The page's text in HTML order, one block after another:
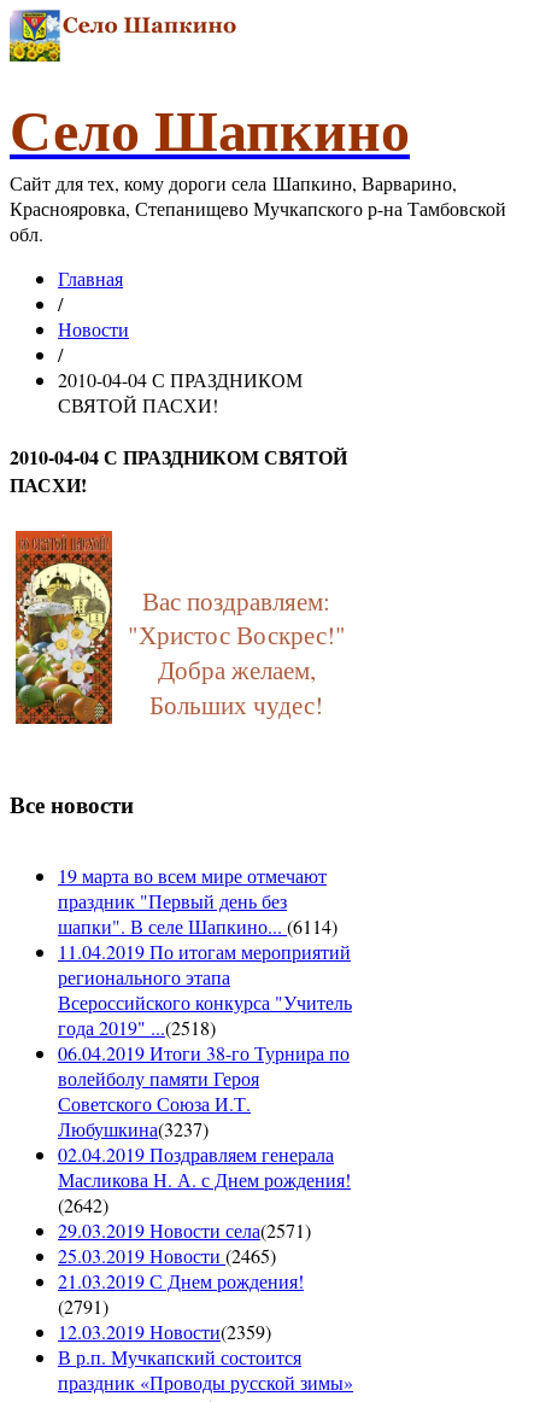
Село Шапкино
Сайт для тех, кому дороги села Шапкино, Варварино,
Краснояровка, Степанищево Мучкапского р-на Тамбовской
обл.
Главная
/
Новости
/
2010-04-04 С ПРАЗДНИКОМ
СВЯТОЙ ПАСХИ!
2010-04-04 С ПРАЗДНИКОМ СВЯТОЙ
ПАСХИ!
Вас поздравляем:
"Христос Воскрес!"
Добра желаем,
Больших чудес!
Все новости
19 марта во всем мире отмечают
праздник "Первый день без
шапки". В селе Шапкино... (6114)
11.04.2019 По итогам мероприятий
регионального этапа
Всероссийского конкурса "Учитель
года 2019" ...(2518)
06.04.2019 Итоги 38-го Турнира по
волейболу памяти Героя
Советского Союза И.Т.
Любушкина(3237)
02.04.2019 Поздравляем генерала
Масликова Н. А. с Днем рождения!
(2642)
29.03.2019 Новости села(2571)
25.03.2019 Новости (2465)
21.03.2019 С Днем рождения!
(2791)
12.03.2019 Новости(2359)
В р.п. Мучкапский состоится
праздник «Проводы русской зимы»